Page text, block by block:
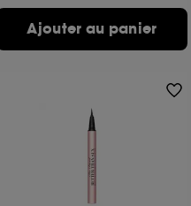
Ajouter au panier